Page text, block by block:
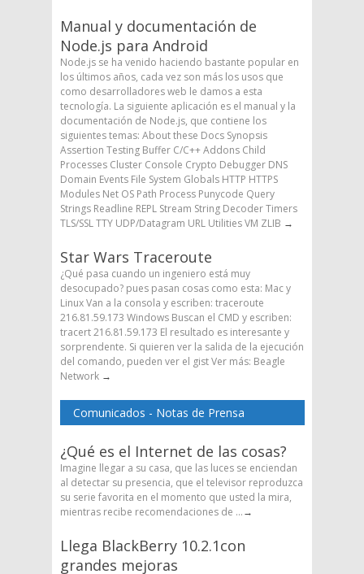
Manual y documentación de
Node.js para Android
Node.js se ha venido haciendo bastante popular en
los últimos años, cada vez son más los usos que
como desarrolladores web le damos a esta
tecnología. La siguiente aplicación es el manual y la
documentación de Node.js, que contiene los
siguientes temas: About these Docs Synopsis
Assertion Testing Buffer C/C++ Addons Child
Processes Cluster Console Crypto Debugger DNS
Domain Events File System Globals HTTP HTTPS
Modules Net OS Path Process Punycode Query
Strings Readline REPL Stream String Decoder Timers
TLS/SSL TTY UDP/Datagram URL Utilities VM ZLIB →
Star Wars Traceroute
¿Qué pasa cuando un ingeniero está muy
desocupado? pues pasan cosas como esta: Mac y
Linux Van a la consola y escriben: traceroute
216.81.59.173 Windows Buscan el CMD y escriben:
tracert 216.81.59.173 El resultado es interesante y
sorprendente. Si quieren ver la salida de la ejecución
del comando, pueden ver el gist Ver más: Beagle
Network →
Comunicados - Notas de Prensa
¿Qué es el Internet de las cosas?
Imagine llegar a su casa, que las luces se enciendan
al detectar su presencia, que el televisor reproduzca
su serie favorita en el momento que usted la mira,
mientras recibe recomendaciones de ...→
Llega BlackBerry 10.2.1con
grandes mejoras